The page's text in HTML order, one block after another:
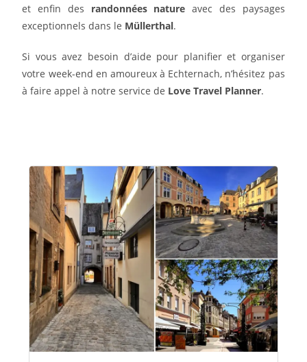
et enfin des randonnées nature avec des paysages
exceptionnels dans le Müllerthal.
Si vous avez besoin d’aide pour planifier et organiser
votre week-end en amoureux à Echternach, n’hésitez pas
à faire appel à notre service de Love Travel Planner.